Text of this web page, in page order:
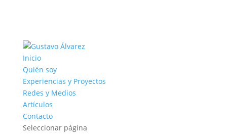
Inicio
Quién soy
Experiencias y Proyectos
Redes y Medios
Artículos
Contacto
Seleccionar página